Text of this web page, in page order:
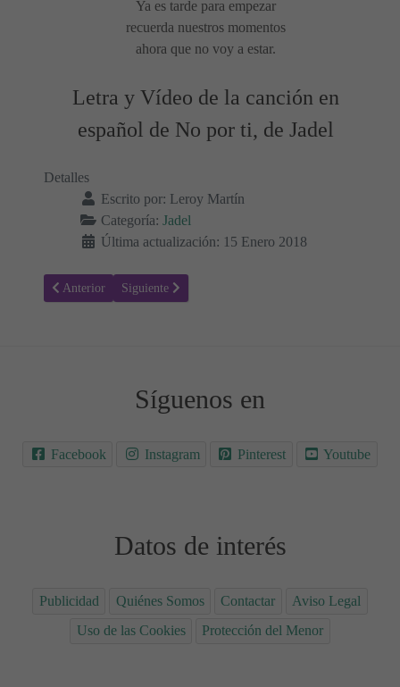
Ya es tarde para empezar
recuerda nuestros momentos
ahora que no voy a estar.
Letra y Vídeo de la canción en
español de No por ti, de Jadel
Detalles
Escrito por: Leroy Martín
Categoría: Jadel
Última actualización: 15 Enero 2018
Artículo anterior: Just the way you are en español-inglés - Letra y
Anterior Artículo siguiente: Perdono - Letra de la canción y
Siguiente
Síguenos en
Facebook Instagram Pinterest Youtube
Datos de interés
Publicidad Quiénes Somos Contactar
Aviso Legal
Uso de las Cookies
Protección del Menor